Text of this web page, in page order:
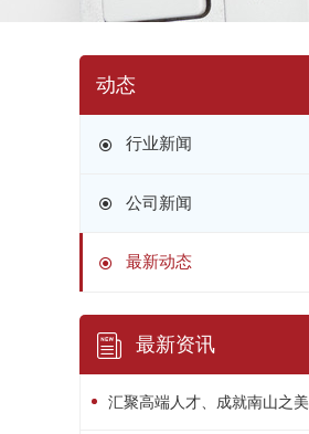
动态
行业新闻
公司新闻
最新动态
最新资讯
汇聚高端人才、成就南山之美！南山区“人才日”系列活动精彩绽放